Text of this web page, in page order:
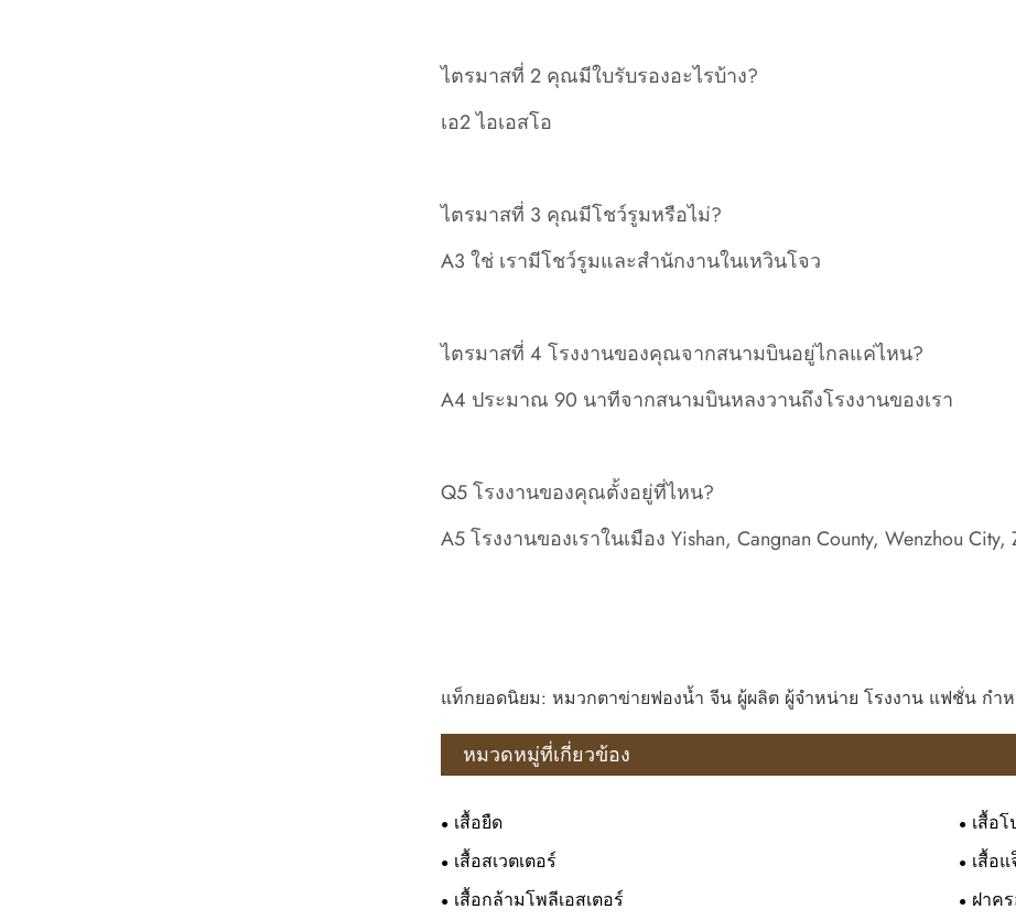
ไตรมาสที่ 2 คุณมีใบรับรองอะไรบ้าง?
เอ2 ไอเอสโอ
ไตรมาสที่ 3 คุณมีโชว์รูมหรือไม่?
A3 ใช่ เรามีโชว์รูมและสำนักงานในเหวินโจว
ไตรมาสที่ 4 โรงงานของคุณจากสนามบินอยู่ไกลแค่ไหน?
A4 ประมาณ 90 นาทีจากสนามบินหลงวานถึงโรงงานของเรา
Q5 โรงงานของคุณตั้งอยู่ที่ไหน?
A5 โรงงานของเราในเมือง Yishan, Cangnan County, Wenzhou City,
แท็กยอดนิยม: หมวกตาข่ายฟองน้ำ จีน ผู้ผลิต ผู้จำหน่าย โรงงาน แฟชั่น กำ
หมวดหมู่ที่เกี่ยวข้อง
เสื้อยืด
เสื้อ
เสื้อสเวตเตอร์
เสื้อ
เสื้อกล้ามโพลีเอสเตอร์
ฝาค